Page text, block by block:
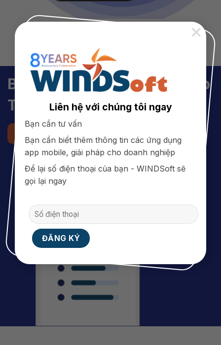
Liên hệ với chúng tôi ngay
Bạn cần tư vấn
Bạn cần biết thêm thông tin các ứng dụng
app mobile, giải pháp cho doanh nghiệp
Để lại số điện thoại của bạn - WINDSoft sẽ
gọi lại ngay
×
Bạn đang muốn thiết kế App
Trung Tâm Tiếng Anh?
098 707 5454